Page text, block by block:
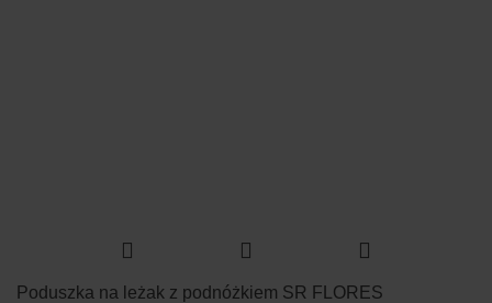
Poduszka na leżak z podnóżkiem SR FLORES